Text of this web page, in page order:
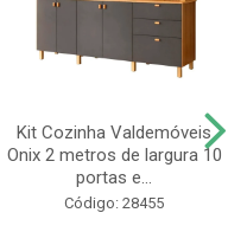
Kit Cozinha Valdemóveis
Onix 2 metros de largura 10
portas e...
Código: 28455